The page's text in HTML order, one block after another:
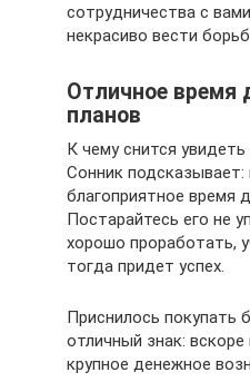
сотрудничества с
некрасиво вести
Отличное время
планов
К чему снится
Сонник подсказывает:
благоприятное время
Постарайтесь его не
хорошо проработать,
тогда придет успех.
Приснилось покупать
отличный знак:
крупное денежное